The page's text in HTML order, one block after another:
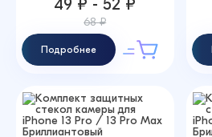
49 ₽ - 52 ₽
68 ₽
Подробнее